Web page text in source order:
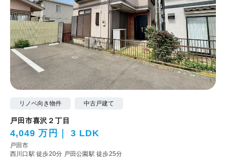
リノベ向き物件 中古戸建て
戸田市喜沢２丁目
4,049 万円 3 LDK
戸田市
西川口駅 徒歩20分 戸田公園駅 徒歩25分